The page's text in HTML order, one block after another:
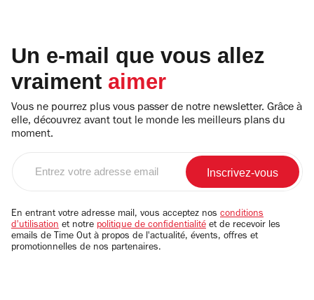
Un e-mail que vous allez
vraiment aimer
Vous ne pourrez plus vous passer de notre newsletter. Grâce à
elle, découvrez avant tout le monde les meilleurs plans du
moment.
email
En entrant votre adresse mail, vous acceptez nos conditions
d'utilisation et notre politique de confidentialité et de recevoir les
emails de Time Out à propos de l'actualité, évents, offres et
promotionnelles de nos partenaires.